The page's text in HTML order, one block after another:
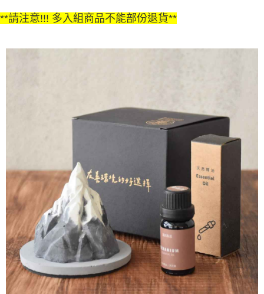
**請注意!!! 多入組商品不能部份退貨**